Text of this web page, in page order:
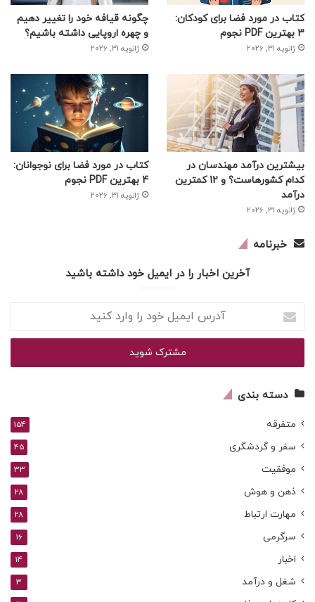
کتاب در مورد فضا برای کودکان:
3 بهترین PDF نجوم
ژانویه 31, 2026
چگونه قیافه خود را تغییر دهیم
و چهره اروپایی داشته باشیم؟
ژانویه 31, 2026
بیشترین درآمد مهندسان در
کدام کشورهاست؟ و 12 کمترین
درآمد
ژانویه 31, 2026
کتاب در مورد فضا برای نوجوانان:
4 بهترین PDF نجوم
ژانویه 31, 2026
خبرنامه
آخرین اخبار را در ایمیل خود داشته باشید
ایمیل
خود
وارد
دسته بندی
متفرقه 154
سفر و گردشگری 45
موفقیت 33
ذهن و هوش 28
مهارت ارتباط 28
سرگرمی 16
اخبار 14
شغل و درآمد 3